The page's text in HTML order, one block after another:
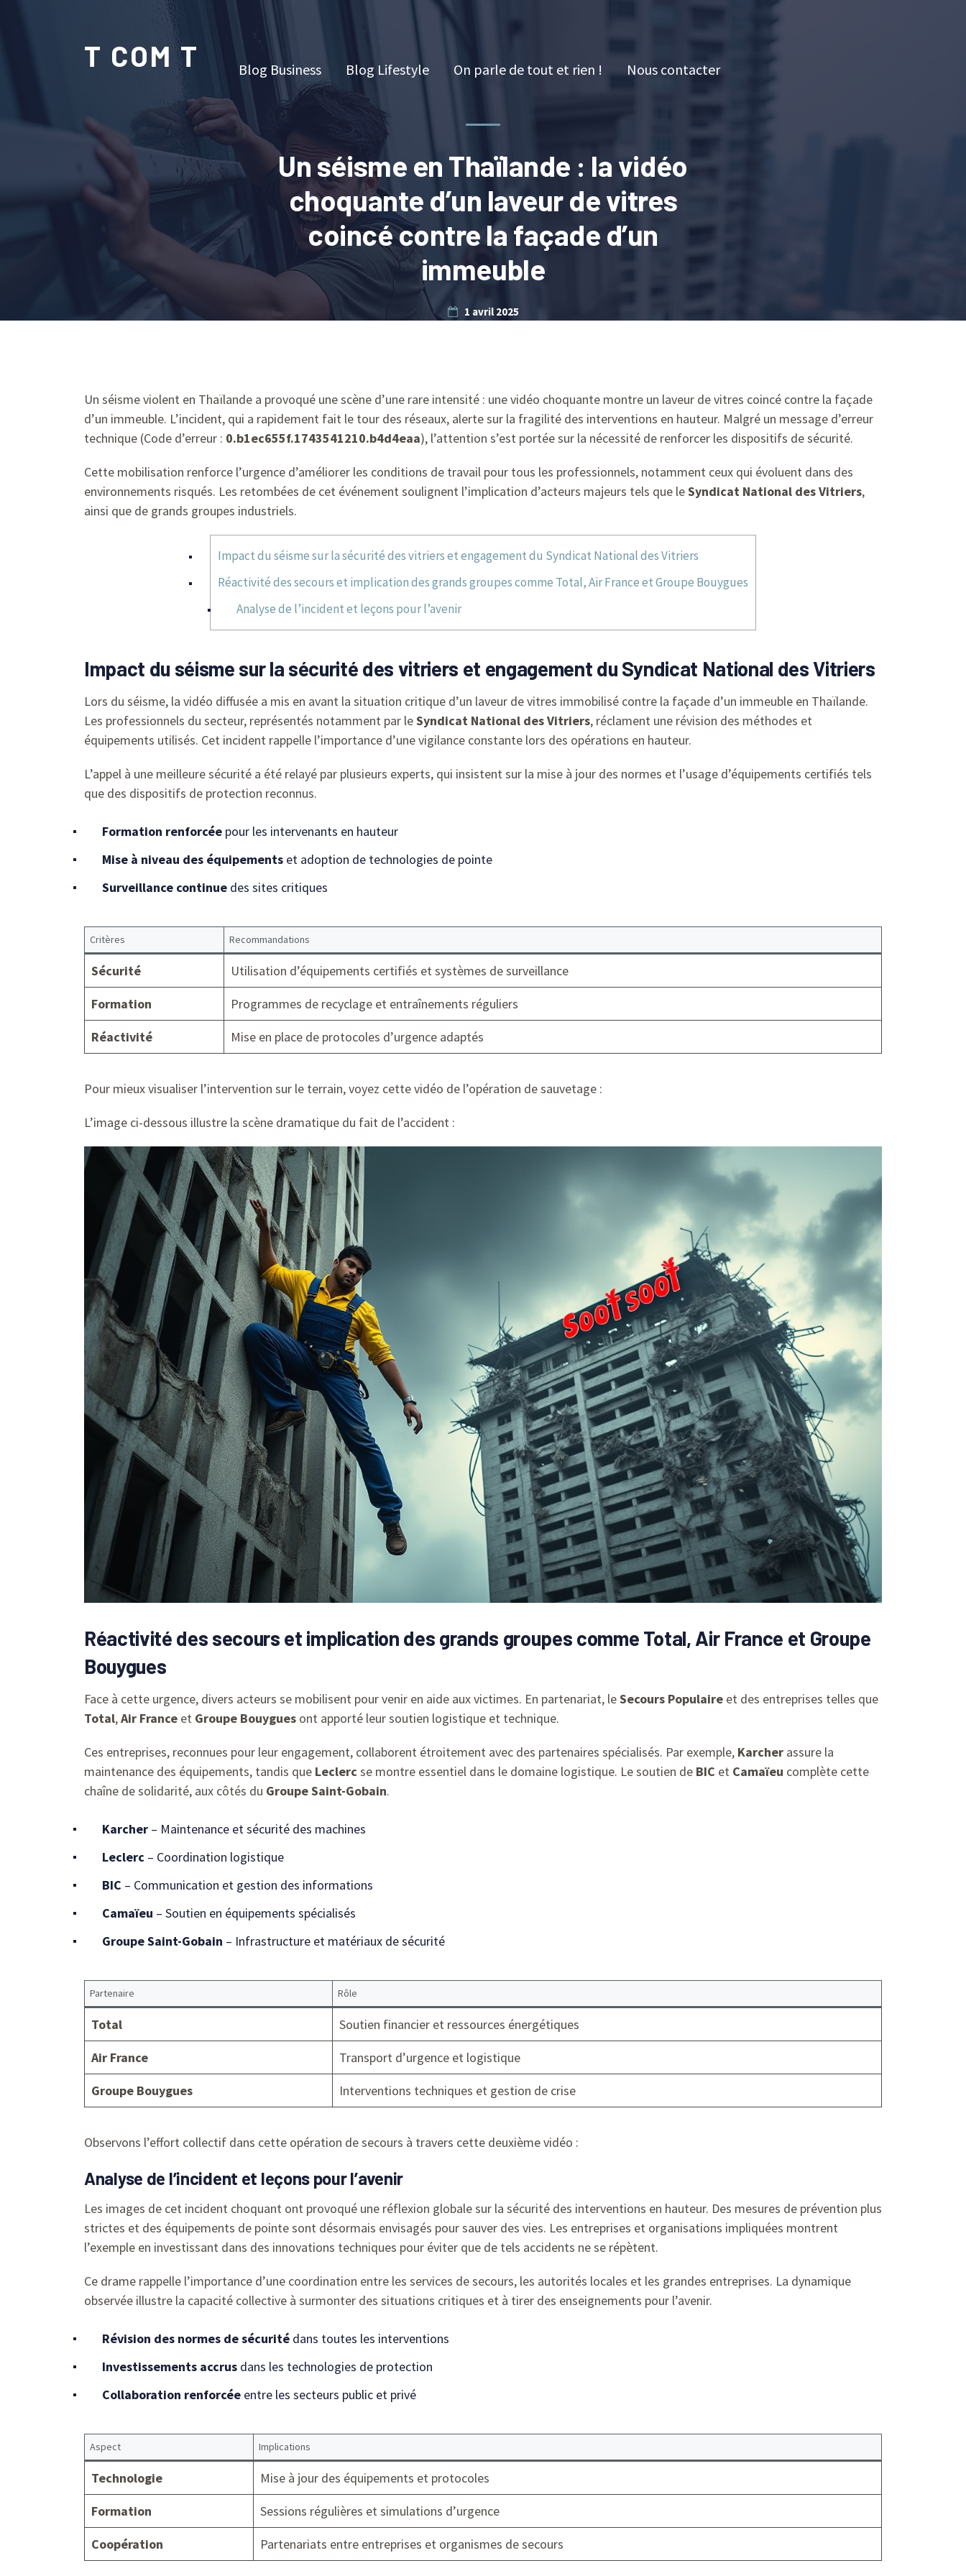
T COM T Blog Business Blog Lifestyle On parle de tout et rien ! Nous contacter
Un séisme en Thaïlande : la vidéo
choquante d’un laveur de vitres
coincé contre la façade d’un
immeuble
1 avril 2025
Un séisme violent en Thaïlande a provoqué une scène d’une rare intensité : une vidéo choquante montre un laveur de vitres coincé contre la façade
d’un immeuble. L’incident, qui a rapidement fait le tour des réseaux, alerte sur la fragilité des interventions en hauteur. Malgré un message d’erreur
technique (Code d’erreur : 0.b1ec655f.1743541210.b4d4eaa), l’attention s’est portée sur la nécessité de renforcer les dispositifs de sécurité.
Cette mobilisation renforce l’urgence d’améliorer les conditions de travail pour tous les professionnels, notamment ceux qui évoluent dans des
environnements risqués. Les retombées de cet événement soulignent l’implication d’acteurs majeurs tels que leSyndicat National des Vitriers,
ainsi que de grands groupes industriels.
Impact du séisme sur la sécurité des vitriers et engagement du Syndicat National des Vitriers
Réactivité des secours et implication des grands groupes comme Total, Air France et Groupe Bouygues
Analyse de l’incident et leçons pour l’avenir
Impact du séisme sur la sécurité des vitriers et engagement du Syndicat National des Vitriers
Lors du séisme, la vidéo diffusée a mis en avant la situation critique d’un laveur de vitres immobilisé contre la façade d’un immeuble en Thaïlande.
Les professionnels du secteur, représentés notamment par leSyndicat National des Vitriers, réclament une révision des méthodes et
équipements utilisés. Cet incident rappelle l’importance d’une vigilance constante lors des opérations en hauteur.
L’appel à une meilleure sécurité a été relayé par plusieurs experts, qui insistent sur la mise à jour des normes et l’usage d’équipements certifiés tels
que des dispositifs de protection reconnus.
Formation renforcée pour les intervenants en hauteur
Mise à niveau des équipements et adoption de technologies de pointe
Surveillance continue des sites critiques
Critères Recommandations
Sécurité
Utilisation d’équipements certifiés et systèmes de surveillance
Formation
Programmes de recyclage et entraînements réguliers
Réactivité
Mise en place de protocoles d’urgence adaptés
Pour mieux visualiser l’intervention sur le terrain, voyez cette vidéo de l’opération de sauvetage :
L’image ci-dessous illustre la scène dramatique du fait de l’accident :
Réactivité des secours et implication des grands groupes comme Total, Air France et Groupe
Bouygues
Face à cette urgence, divers acteurs se mobilisent pour venir en aide aux victimes. En partenariat, leSecours Populaire et des entreprises telles que
Total,Air France et Groupe Bouygues ont apporté leur soutien logistique et technique.
Ces entreprises, reconnues pour leur engagement, collaborent étroitement avec des partenaires spécialisés. Par exemple, Karcher assure la
maintenance des équipements, tandis que Leclerc se montre essentiel dans le domaine logistique. Le soutien de BIC et Camaïeu complète cette
chaîne de solidarité, aux côtés du Groupe Saint-Gobain.
Karcher – Maintenance et sécurité des machines
Leclerc – Coordination logistique
BIC – Communication et gestion des informations
Camaïeu – Soutien en équipements spécialisés
Groupe Saint-Gobain – Infrastructure et matériaux de sécurité
Partenaire Rôle
Total
Soutien financier et ressources énergétiques
Air France
Transport d’urgence et logistique
Groupe Bouygues
Interventions techniques et gestion de crise
Observons l’effort collectif dans cette opération de secours à travers cette deuxième vidéo :
Analyse de l’incident et leçons pour l’avenir
Les images de cet incident choquant ont provoqué une réflexion globale sur la sécurité des interventions en hauteur. Des mesures de prévention plus
strictes et des équipements de pointe sont désormais envisagés pour sauver des vies. Les entreprises et organisations impliquées montrent
l’exemple en investissant dans des innovations techniques pour éviter que de tels accidents ne se répètent.
Ce drame rappelle l’importance d’une coordination entre les services de secours, les autorités locales et les grandes entreprises. La dynamique
observée illustre la capacité collective à surmonter des situations critiques et à tirer des enseignements pour l’avenir.
Révision des normes de sécurité dans toutes les interventions
Investissements accrus dans les technologies de protection
Collaboration renforcée entre les secteurs public et privé
Aspect Implications
Technologie
Mise à jour des équipements et protocoles
Formation
Sessions régulières et simulations d’urgence
Coopération
Partenariats entre entreprises et organismes de secours